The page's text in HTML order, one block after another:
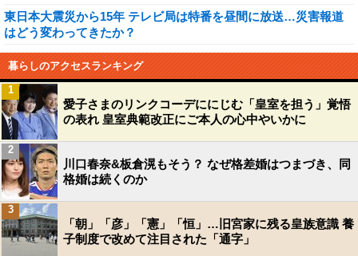
東日本大震災から15年 テレビ局は特番を昼間に放送…災害報道
はどう変わってきたか？
暮らしのアクセスランキング
愛子さまのリンクコーデににじむ「皇室を担う」覚悟
の表れ 皇室典範改正にご本人の心中やいかに
1
川口春奈&板倉滉もそう？ なぜ格差婚はつまづき、同
格婚は続くのか
2
「朝」「彦」「憲」「恒」…旧宮家に残る皇族意識 養
子制度で改めて注目された「通字」
3